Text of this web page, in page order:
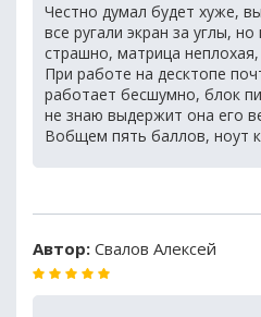
Честно думал будет хуже,
все ругали экран за углы,
страшно, матрица
При работе на десктопе
работает бесшумно, блок
не знаю выдержит она его
Вобщем пять баллов, ноут
Автор: Свалов Алексей